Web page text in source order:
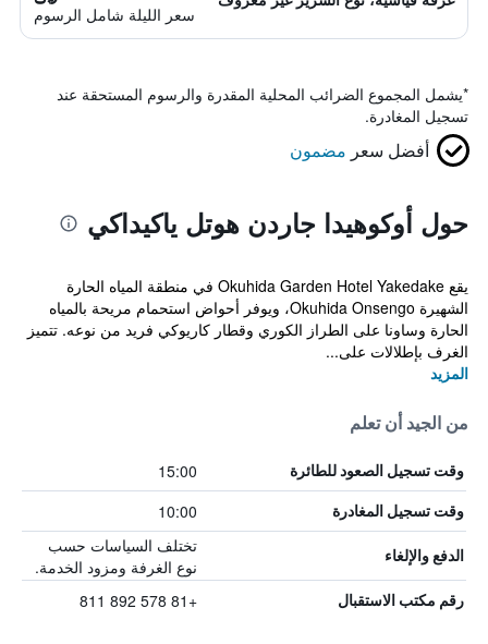
سعر الليلة شامل الرسوم
*يشمل المجموع الضرائب المحلية المقدرة والرسوم المستحقة عند
تسجيل المغادرة.
أفضل سعر مضمون
حول أوكوهيدا جاردن هوتل ياكيداكي
يقع Okuhida Garden Hotel Yakedake في منطقة المياه الحارة
الشهيرة Okuhida Onsengo، ويوفر أحواض استحمام مريحة بالمياه
الحارة وساونا على الطراز الكوري وقطار كاريوكي فريد من نوعه. تتميز
الغرف بإطلالات على...
المزيد
من الجيد أن تعلم
وقت تسجيل الصعود للطائرة 15:00
وقت تسجيل المغادرة 10:00
الدفع والإلغاء
تختلف السياسات حسب
نوع الغرفة ومزود الخدمة.
رقم مكتب الاستقبال +81 578 892 811